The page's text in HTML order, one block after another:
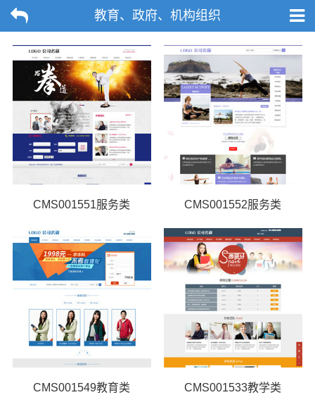
教育、政府、机构组织
CMS001551服务类 CMS001552服务类
CMS001549教育类 CMS001533教学类